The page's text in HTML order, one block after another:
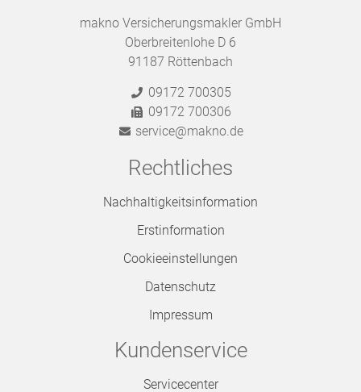
makno Versicherungsmakler GmbH
Oberbreitenlohe D 6
91187 Röttenbach
09172 700305
09172 700306
service@makno.de
Rechtliches
Nachhaltigkeitsinformation
Erstinformation
Cookieeinstellungen
Datenschutz
Impressum
Kundenservice
Servicecenter